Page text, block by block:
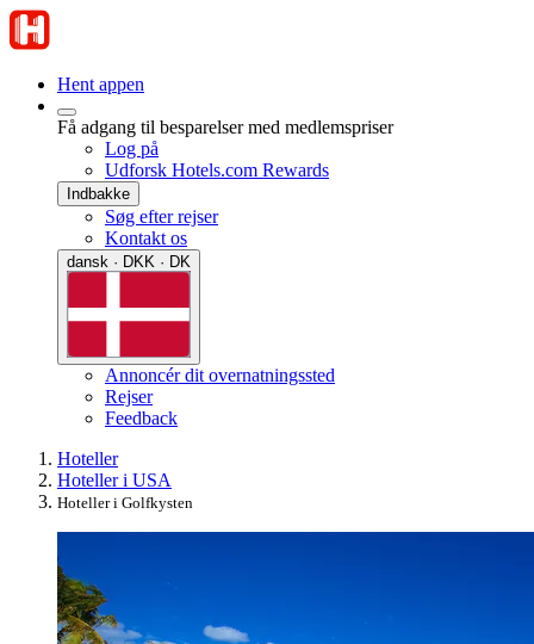
Hent appen
Få adgang til besparelser med medlemspriser
Log på
Udforsk Hotels.com Rewards
Indbakke
Søg efter rejser
Kontakt os
dansk · DKK · DK
Annoncér dit overnatningssted
Rejser
Feedback
Hoteller
Hoteller i USA
Hoteller i Golfkysten